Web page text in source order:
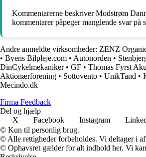
Kommentarerne beskriver Modstrøm
kommentarer påpeger manglende svar
Andre anmeldte virksomheder: ZENZ
• Byens Bilpleje.com • Autonorden •
DinCykelmekaniker• GF • Thomas Fyrst
Aktionærforening • Sottovento • UnikTand •
Mecindo.dk
Firma Feedback
Del og hjælp
X
Facebook Instagram
© Kun til personlig brug.
© Alle rettigheder forbeholdes. Vi deltager i
© Ophavsret gælder for alt indhold her. Vi